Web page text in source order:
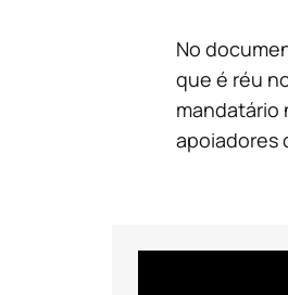
No
que é réu
mandatário
apoiadores